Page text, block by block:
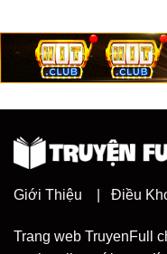
Giới Thiệu Điều
Trang web TruyenFull